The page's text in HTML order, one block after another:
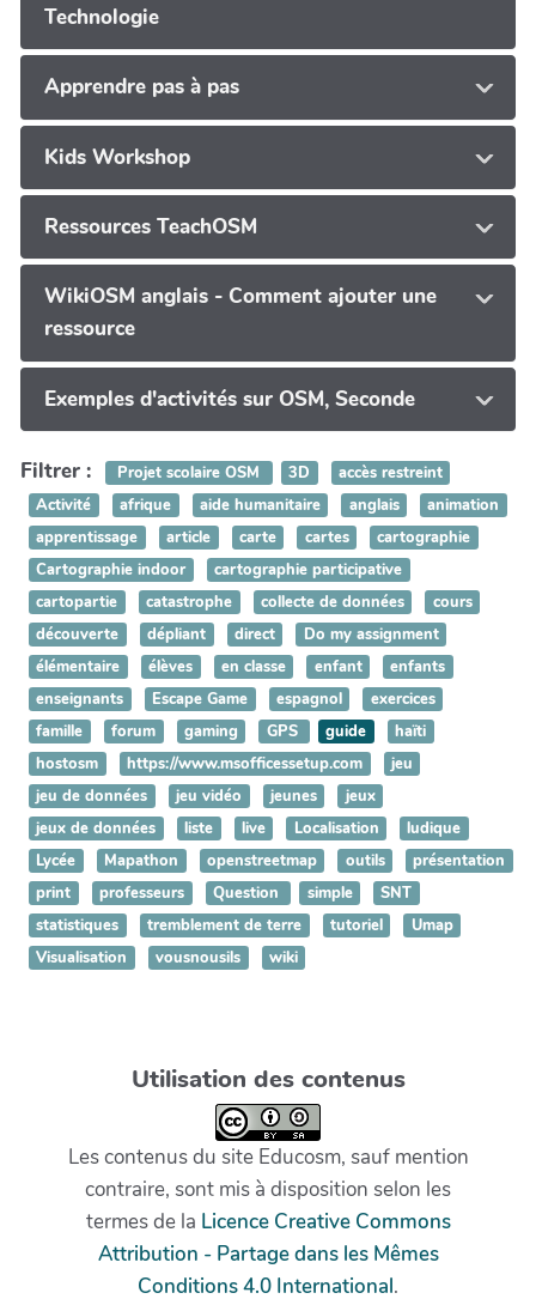
Technologie
Apprendre pas à pas
Kids Workshop
Ressources TeachOSM
WikiOSM anglais - Comment ajouter une
ressource
Exemples d'activités sur OSM, Seconde
Filtrer : Projet scolaire OSM 3D
accès restreint
Activité
afrique aide humanitaire anglais
animation
apprentissage
article carte cartes
cartographie
Cartographie indoor
cartographie participative
cartopartie
catastrophe collecte de données
cours
découverte
dépliant direct
Do my assignment
élémentaire
élèves en classe enfant
enfants
enseignants
Escape Game espagnol
exercices
famille
forum gaming GPS guide
haïti
hostosm
https://www.msofficessetup.com
jeu
jeu de données
jeu vidéo jeunes
jeux
jeux de données
liste live Localisation
ludique
Lycée
Mapathon openstreetmap outils
présentation
print
professeurs Question simple
SNT
statistiques
tremblement de terre tutoriel
Umap
Visualisation
vousnousils wiki
Utilisation des contenus
Les contenus du site Educosm, sauf mention
contraire, sont mis à disposition selon les
termes de la Licence Creative Commons
Attribution - Partage dans les Mêmes
Conditions 4.0 International.